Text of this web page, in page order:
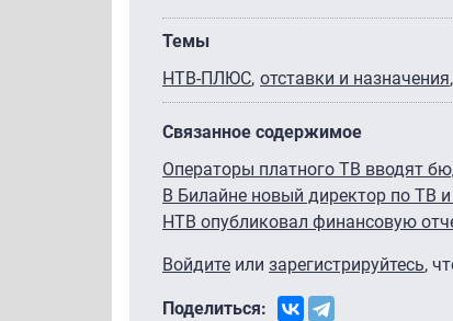
Темы
НТВ-ПЛЮС отставки и назначения
Связанное содержимое
Операторы платного ТВ вводят
В Билайне новый директор по ТВ
НТВ опубликовал финансовую
Войдите или зарегистрируйтесь,
Поделиться: